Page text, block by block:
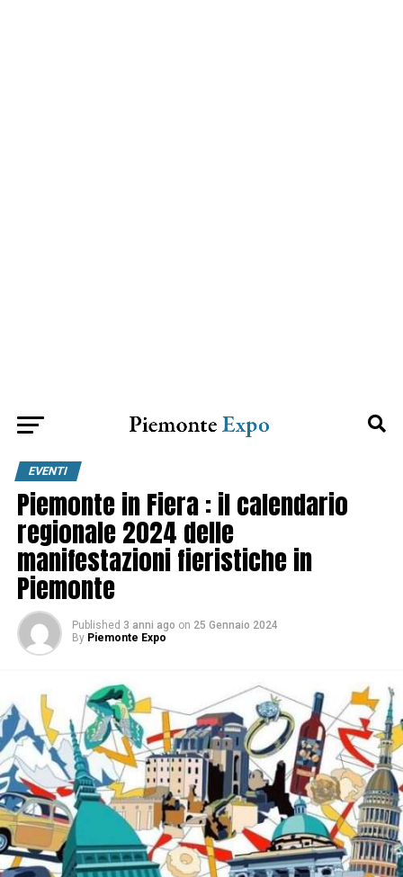
EVENTI
Piemonte in Fiera : il calendario
regionale 2024 delle
manifestazioni fieristiche in
Piemonte
Published 3 anni ago on 25 Gennaio 2024
By Piemonte Expo